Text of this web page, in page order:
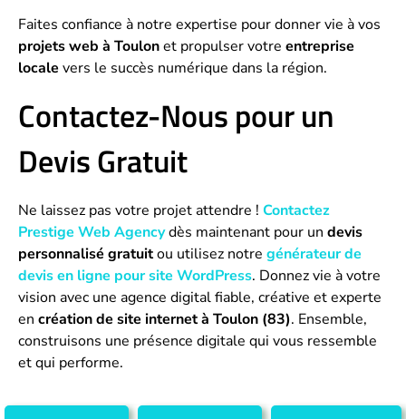
Faites confiance à notre expertise pour donner vie à vos
projets web à Toulonet propulser votre entreprise
locale vers le succès numérique dans la région.
Contactez-Nous pour un
Devis Gratuit
Ne laissez pas votre projet attendre ! Contactez
Prestige Web Agencydès maintenant pour un devis
personnalisé gratuitou utilisez notre générateur de
devis en ligne pour site WordPress. Donnez vie à votre
vision avec une agence digital fiable, créative et experte
en création de site internet à Toulon (83). Ensemble,
construisons une présence digitale qui vous ressemble
et qui performe.